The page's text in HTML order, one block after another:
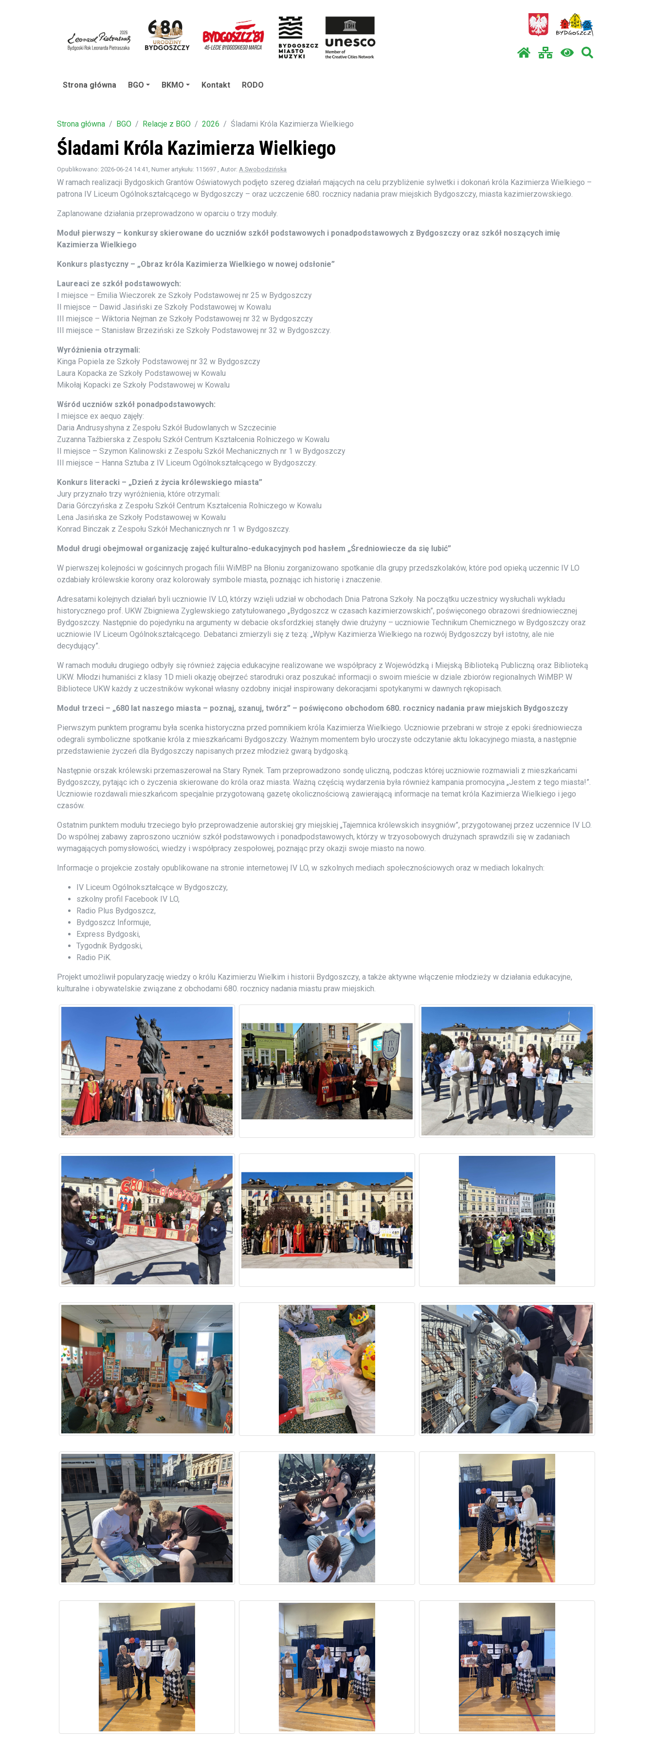
Strona główna BGO BKMO Kontakt RODO
Strona główna BGO Relacje z BGO 2026 Śladami Króla Kazimierza Wielkiego
Śladami Króla Kazimierza Wielkiego
Opublikowano: 2026-06-24 14:41 , Numer artykułu: 115697 , Autor: A.Swobodzińska
W ramach realizacji Bydgoskich Grantów Oświatowych podjęto szereg działań mających na celu przybliżenie sylwetki i dokonań króla Kazimierza Wielkiego –
patrona IV Liceum Ogólnokształcącego w Bydgoszczy – oraz uczczenie 680. rocznicy nadania praw miejskich Bydgoszczy, miasta kazimierzowskiego.
Zaplanowane działania przeprowadzono w oparciu o trzy moduły.
Moduł pierwszy – konkursy skierowane do uczniów szkół podstawowych i ponadpodstawowych z Bydgoszczy oraz szkół noszących imię
Kazimierza Wielkiego
Konkurs plastyczny – „Obraz króla Kazimierza Wielkiego w nowej odsłonie”
Laureaci ze szkół podstawowych:
I miejsce – Emilia Wieczorek ze Szkoły Podstawowej nr 25 w Bydgoszczy
II miejsce – Dawid Jasiński ze Szkoły Podstawowej w Kowalu
III miejsce – Wiktoria Nejman ze Szkoły Podstawowej nr 32 w Bydgoszczy
III miejsce – Stanisław Brzeziński ze Szkoły Podstawowej nr 32 w Bydgoszczy.
Wyróżnienia otrzymali:
Kinga Popiela ze Szkoły Podstawowej nr 32 w Bydgoszczy
Laura Kopacka ze Szkoły Podstawowej w Kowalu
Mikołaj Kopacki ze Szkoły Podstawowej w Kowalu
Wśród uczniów szkół ponadpodstawowych:
I miejsce ex aequo zajęły:
Daria Andrusyshyna z Zespołu Szkół Budowlanych w Szczecinie
Zuzanna Taźbierska z Zespołu Szkół Centrum Kształcenia Rolniczego w Kowalu
II miejsce – Szymon Kalinowski z Zespołu Szkół Mechanicznych nr 1 w Bydgoszczy
III miejsce – Hanna Sztuba z IV Liceum Ogólnokształcącego w Bydgoszczy.
Konkurs literacki – „Dzień z życia królewskiego miasta”
Jury przyznało trzy wyróżnienia, które otrzymali:
Daria Górczyńska z Zespołu Szkół Centrum Kształcenia Rolniczego w Kowalu
Lena Jasińska ze Szkoły Podstawowej w Kowalu
Konrad Binczak z Zespołu Szkół Mechanicznych nr 1 w Bydgoszczy.
Moduł drugi obejmował organizację zajęć kulturalno-edukacyjnych pod hasłem „Średniowiecze da się lubić”
W pierwszej kolejności w gościnnych progach filii WiMBP na Błoniu zorganizowano spotkanie dla grupy przedszkolaków, które pod opieką uczennic IV LO
ozdabiały królewskie korony oraz kolorowały symbole miasta, poznając ich historię i znaczenie.
Adresatami kolejnych działań byli uczniowie IV LO, którzy wzięli udział w obchodach Dnia Patrona Szkoły. Na początku uczestnicy wysłuchali wykładu
historycznego prof. UKW Zbigniewa Zyglewskiego zatytułowanego „Bydgoszcz w czasach kazimierzowskich”, poświęconego obrazowi średniowiecznej
Bydgoszczy. Następnie do pojedynku na argumenty w debacie oksfordzkiej stanęły dwie drużyny – uczniowie Technikum Chemicznego w Bydgoszczy oraz
uczniowie IV Liceum Ogólnokształcącego. Debatanci zmierzyli się z tezą: „Wpływ Kazimierza Wielkiego na rozwój Bydgoszczy był istotny, ale nie
decydujący”.
W ramach modułu drugiego odbyły się również zajęcia edukacyjne realizowane we współpracy z Wojewódzką i Miejską Biblioteką Publiczną oraz Biblioteką
UKW. Młodzi humaniści z klasy 1D mieli okazję obejrzeć starodruki oraz poszukać informacji o swoim mieście w dziale zbiorów regionalnych WiMBP. W
Bibliotece UKW każdy z uczestników wykonał własny ozdobny inicjał inspirowany dekoracjami spotykanymi w dawnych rękopisach.
Moduł trzeci – „680 lat naszego miasta – poznaj, szanuj, twórz” – poświęcono obchodom 680. rocznicy nadania praw miejskich Bydgoszczy
Pierwszym punktem programu była scenka historyczna przed pomnikiem króla Kazimierza Wielkiego. Uczniowie przebrani w stroje z epoki średniowiecza
odegrali symboliczne spotkanie króla z mieszkańcami Bydgoszczy. Ważnym momentem było uroczyste odczytanie aktu lokacyjnego miasta, a następnie
przedstawienie życzeń dla Bydgoszczy napisanych przez młodzież gwarą bydgoską.
Następnie orszak królewski przemaszerował na Stary Rynek. Tam przeprowadzono sondę uliczną, podczas której uczniowie rozmawiali z mieszkańcami
Bydgoszczy, pytając ich o życzenia skierowane do króla oraz miasta. Ważną częścią wydarzenia była również kampania promocyjna „Jestem z tego miasta!”.
Uczniowie rozdawali mieszkańcom specjalnie przygotowaną gazetę okolicznościową zawierającą informacje na temat króla Kazimierza Wielkiego i jego
czasów.
Ostatnim punktem modułu trzeciego było przeprowadzenie autorskiej gry miejskiej „Tajemnica królewskich insygniów”, przygotowanej przez uczennice IV LO.
Do wspólnej zabawy zaproszono uczniów szkół podstawowych i ponadpodstawowych, którzy w trzyosobowych drużynach sprawdzili się w zadaniach
wymagających pomysłowości, wiedzy i współpracy zespołowej, poznając przy okazji swoje miasto na nowo.
Informacje o projekcie zostały opublikowane na stronie internetowej IV LO, w szkolnych mediach społecznościowych oraz w mediach lokalnych:
IV Liceum Ogólnokształcące w Bydgoszczy,
szkolny profil Facebook IV LO,
Radio Plus Bydgoszcz,
Bydgoszcz Informuje,
Express Bydgoski,
Tygodnik Bydgoski,
Radio PiK.
Projekt umożliwił popularyzację wiedzy o królu Kazimierzu Wielkim i historii Bydgoszczy, a także aktywne włączenie młodzieży w działania edukacyjne,
kulturalne i obywatelskie związane z obchodami 680. rocznicy nadania miastu praw miejskich.